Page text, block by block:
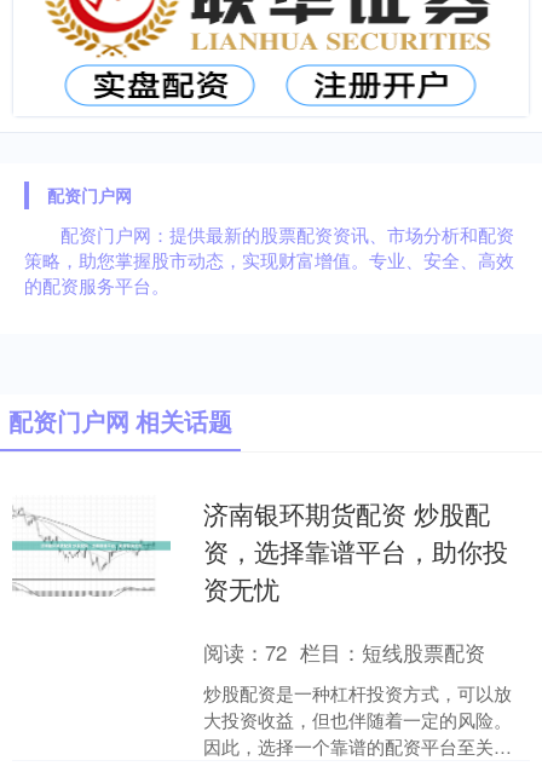
配资门户网
配资门户网：提供最新的股票配资资讯、市场分析和配资
策略，助您掌握股市动态，实现财富增值。专业、安全、高效
的配资服务平台。
配资门户网 相关话题
济南银环期货配资 炒股配
资，选择靠谱平台，助你投
资无忧
阅读：72 栏目： 短线股票配资
炒股配资是一种杠杆投资方式，可以放
大投资收益，但也伴随着一定的风险。
因此，选择一个靠谱的配资平台至关重